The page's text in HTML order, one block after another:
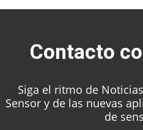
tanques criogénicos de
Contacto
Siga el ritmo de
Sensor y de las nuevas
de